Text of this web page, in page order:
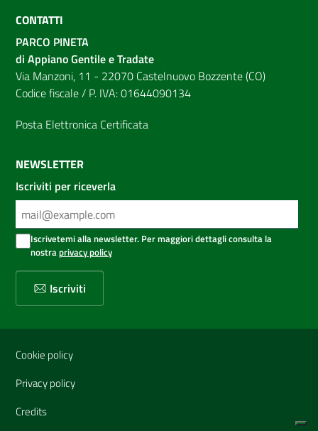
CONTATTI
PARCO PINETA
di Appiano Gentile e Tradate
Via Manzoni, 11 - 22070 Castelnuovo Bozzente (CO)
Codice fiscale / P. IVA: 01644090134
Posta Elettronica Certificata
NEWSLETTER
Iscriviti per riceverla
Iscrivetemi alla newsletter. Per maggiori dettagli consulta la
nostraprivacy policy
Iscriviti
Sezione Link Utili
Cookie policy
Privacy policy
Credits